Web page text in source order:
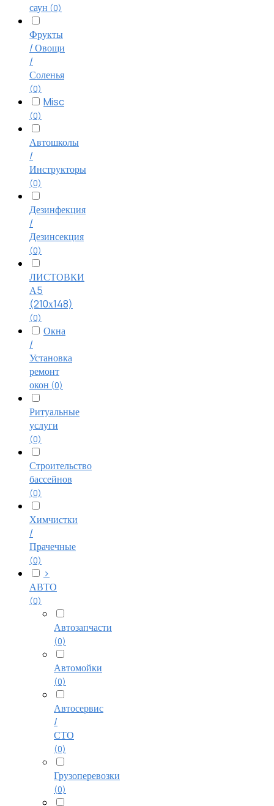
саун (0)
Фрукты
/ Овощи
/
Соленья
(0)
Misc
(0)
Автошколы
/
Инструкторы
(0)
Дезинфекция
/
Дезинсекция
(0)
ЛИСТОВКИ
А5
(210х148)
(0)
Окна
/
Установка
ремонт
окон (0)
Ритуальные
услуги
(0)
Строительство
бассейнов
(0)
Химчистки
/
Прачечные
(0)
>
АВТО
(0)
Автозапчасти
(0)
Автомойки
(0)
Автосервис
/
СТО
(0)
Грузоперевозки
(0)